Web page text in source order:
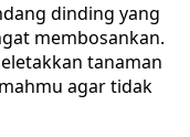
dinding yang
membosankan.
tanaman
agar tidak